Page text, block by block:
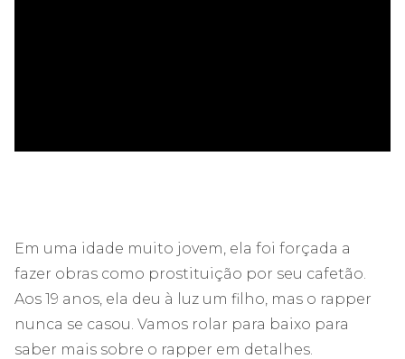
Em uma idade muito jovem, ela foi forçada a
fazer obras como prostituição por seu cafetão.
Aos 19 anos, ela deu à luz um filho, mas o rapper
nunca se casou. Vamos rolar para baixo para
saber mais sobre o rapper em detalhes.